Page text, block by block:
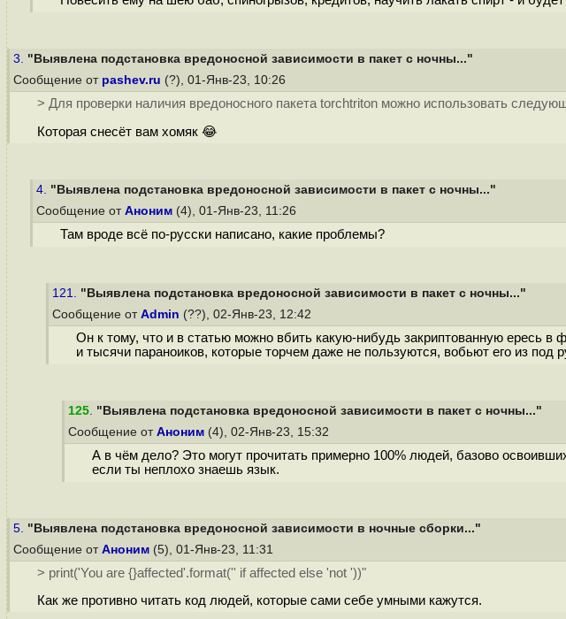
3. "Выявлена подстановка вредоносной зависимости в пакет с ночны..."
Сообщение от pashev.ru (?), 01-Янв-23, 10:26
> Для проверки наличия вредоносного пакета torchtriton можно использовать
Которая снесёт вам хомяк 😂
4. "Выявлена подстановка вредоносной зависимости в пакет с ночны..."
Сообщение от Аноним (4), 01-Янв-23, 11:26
Там вроде всё по-русски написано, какие проблемы?
121. "Выявлена подстановка вредоносной зависимости в пакет с ночны..."
Сообщение от Admin (??), 02-Янв-23, 12:42
Он к тому, что и в статью можно вбить какую-нибудь закриптованную ересь
и тысячи параноиков, которые торчем даже не пользуются, вобьют его из под
125. "Выявлена подстановка вредоносной зависимости в пакет с ночны..."
Сообщение от Аноним (4), 02-Янв-23, 15:32
А в чём дело? Это могут прочитать примерно 100% людей, базово
если ты неплохо знаешь язык.
5. "Выявлена подстановка вредоносной зависимости в ночные сборки..."
Сообщение от Аноним (5), 01-Янв-23, 11:31
> print('You are {}affected'.format('' if affected else 'not '))"
Как же противно читать код людей, которые сами себе умными кажутся.